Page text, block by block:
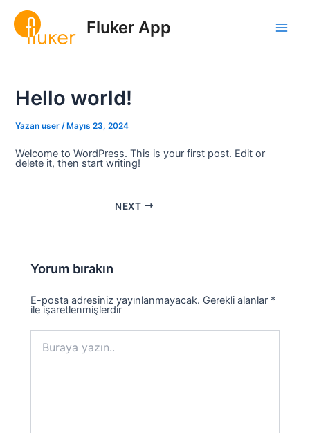
atla
Fluker App
Hello world!
Yazan user /Mayıs 23, 2024
Welcome to WordPress. This is your first post. Edit or
delete it, then start writing!
navigation
NEXT
Yorum bırakın
E-posta adresiniz yayınlanmayacak. Gerekli alanlar *
ile işaretlenmişlerdir
yazın..